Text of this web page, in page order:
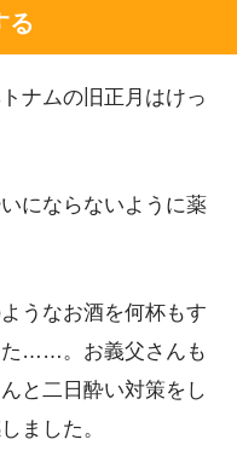
る
ナムの旧正月はけっ
にならないように薬
うなお酒を何杯もす
た……。お義父さんも
と二日酔い対策をし
ました。